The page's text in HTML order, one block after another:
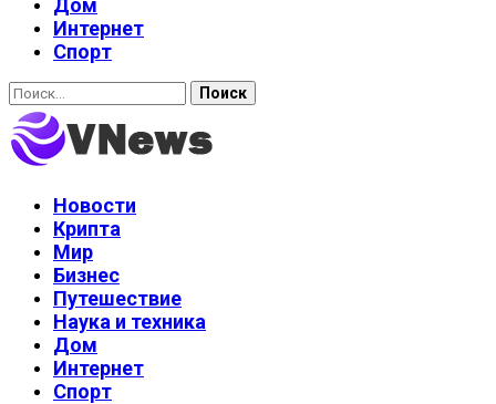
Дом
Интернет
Спорт
Найти:
Новости
Крипта
Мир
Бизнес
Путешествие
Наука и техника
Дом
Интернет
Спорт